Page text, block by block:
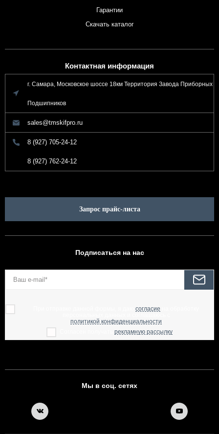
Гарантии
Скачать каталог
Контактная информация
г. Самара, Московское шоссе 18км Территория Завода Приборных
Подшипников
sales@tmskifpro.ru
8 (927) 705-24-12
8 (927) 762-24-12
Запрос прайс-листа
Подписаться на нас
согласие
политикой конфиденциальности
рекламную рассылку
Мы в соц. сетях